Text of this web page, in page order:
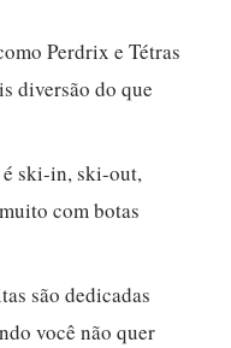
Perdrix e Tétras
diversão do que
é ski-in, ski-out,
com botas
são dedicadas
você não quer